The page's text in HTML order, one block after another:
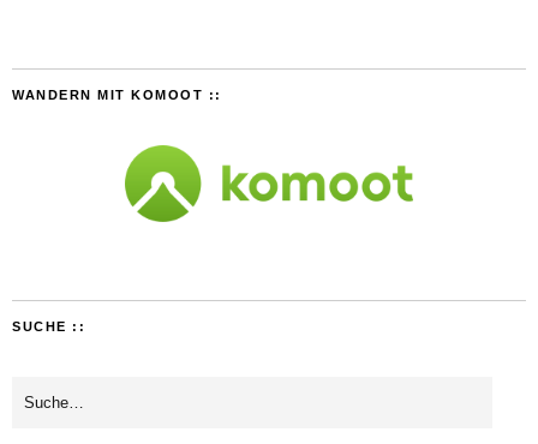
WANDERN MIT KOMOOT ::
SUCHE ::